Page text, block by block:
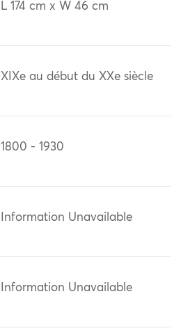
L 174 cm x W 46 cm
XIXe au début du XXe siècle
1800 - 1930
Information Unavailable
Information Unavailable